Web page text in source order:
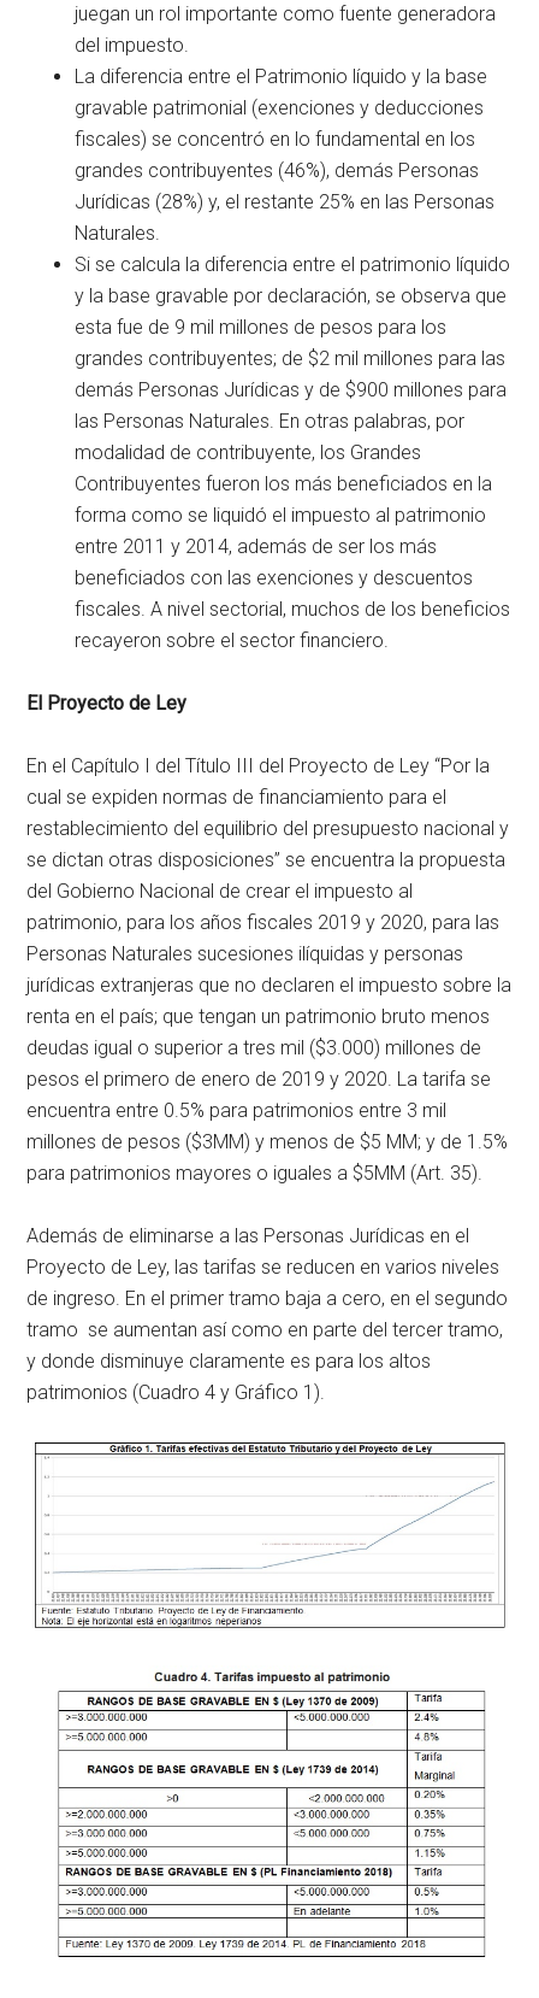
juegan un rol importante como fuente generadora
del impuesto.
La diferencia entre el Patrimonio líquido y la base
gravable patrimonial (exenciones y deducciones
fiscales) se concentró en lo fundamental en los
grandes contribuyentes (46%), demás Personas
Jurídicas (28%) y, el restante 25% en las Personas
Naturales.
Si se calcula la diferencia entre el patrimonio líquido
y la base gravable por declaración, se observa que
esta fue de 9 mil millones de pesos para los
grandes contribuyentes; de $2 mil millones para las
demás Personas Jurídicas y de $900 millones para
las Personas Naturales. En otras palabras, por
modalidad de contribuyente, los Grandes
Contribuyentes fueron los más beneficiados en la
forma como se liquidó el impuesto al patrimonio
entre 2011 y 2014, además de ser los más
beneficiados con las exenciones y descuentos
fiscales. A nivel sectorial, muchos de los beneficios
recayeron sobre el sector financiero.
El Proyecto de Ley
En el Capítulo I del Título III del Proyecto de Ley “Por la
cual se expiden normas de financiamiento para el
restablecimiento del equilibrio del presupuesto nacional y
se dictan otras disposiciones” se encuentra la propuesta
del Gobierno Nacional de crear el impuesto al
patrimonio, para los años fiscales 2019 y 2020, para las
Personas Naturales sucesiones ilíquidas y personas
jurídicas extranjeras que no declaren el impuesto sobre la
renta en el país; que tengan un patrimonio bruto menos
deudas igual o superior a tres mil ($3.000) millones de
pesos el primero de enero de 2019 y 2020. La tarifa se
encuentra entre 0.5% para patrimonios entre 3 mil
millones de pesos ($3MM) y menos de $5 MM; y de 1.5%
para patrimonios mayores o iguales a $5MM (Art. 35).
Además de eliminarse a las Personas Jurídicas en el
Proyecto de Ley, las tarifas se reducen en varios niveles
de ingreso. En el primer tramo baja a cero, en el segundo
tramo se aumentan así como en parte del tercer tramo,
y donde disminuye claramente es para los altos
patrimonios (Cuadro 4 y Gráfico 1).